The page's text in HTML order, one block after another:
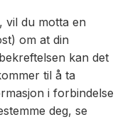
vil du motta en
om at din
kan det
til å ta
i forbindelse
deg, se